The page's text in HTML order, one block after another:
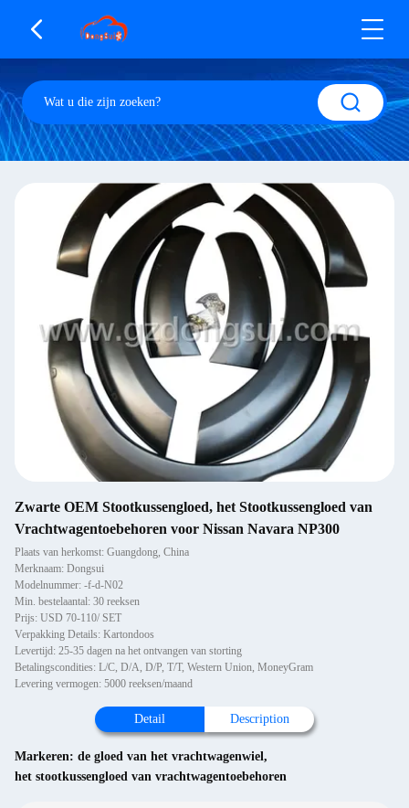
Zwarte OEM Stootkussengloed, het Stootkussengloed van
Vrachtwagentoebehoren voor Nissan Navara NP300
Plaats van herkomst: Guangdong, China
Merknaam: Dongsui
Modelnummer: -f-d-N02
Min. bestelaantal: 30 reeksen
Prijs: USD 70-110/ SET
Verpakking Details: Kartondoos
Levertijd: 25-35 dagen na het ontvangen van storting
Betalingscondities: L/C, D/A, D/P, T/T, Western Union, MoneyGram
Levering vermogen: 5000 reeksen/maand
Detail Description
Markeren: de gloed van het vrachtwagenwiel,
het stootkussengloed van vrachtwagentoebehoren